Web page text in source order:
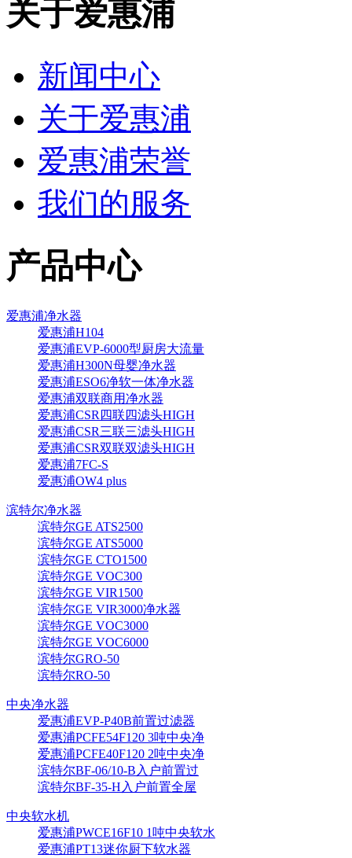
关于爱惠浦
新闻中心
关于爱惠浦
爱惠浦荣誉
我们的服务
产品中心
爱惠浦净水器
爱惠浦H104
爱惠浦EVP-6000型厨房大流量
爱惠浦H300N母婴净水器
爱惠浦ESO6净软一体净水器
爱惠浦双联商用净水器
爱惠浦CSR四联四滤头HIGH
爱惠浦CSR三联三滤头HIGH
爱惠浦CSR双联双滤头HIGH
爱惠浦7FC-S
爱惠浦OW4 plus
滨特尔净水器
滨特尔GE ATS2500
滨特尔GE ATS5000
滨特尔GE CTO1500
滨特尔GE VOC300
滨特尔GE VIR1500
滨特尔GE VIR3000净水器
滨特尔GE VOC3000
滨特尔GE VOC6000
滨特尔GRO-50
滨特尔RO-50
中央净水器
爱惠浦EVP-P40B前置过滤器
爱惠浦PCFE54F120 3吨中央净
爱惠浦PCFE40F120 2吨中央净
滨特尔BF-06/10-B入户前置过
滨特尔BF-35-H入户前置全屋
中央软水机
爱惠浦PWCE16F10 1吨中央软水
爱惠浦PT13迷你厨下软水器